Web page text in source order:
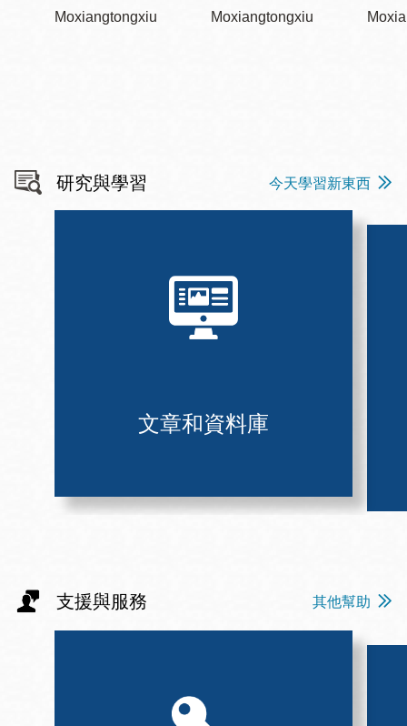
Moxiangtongxiu Moxiangtongxiu
研究與學習 今天學習新東西
文章和資料庫
支援與服務 其他幫助